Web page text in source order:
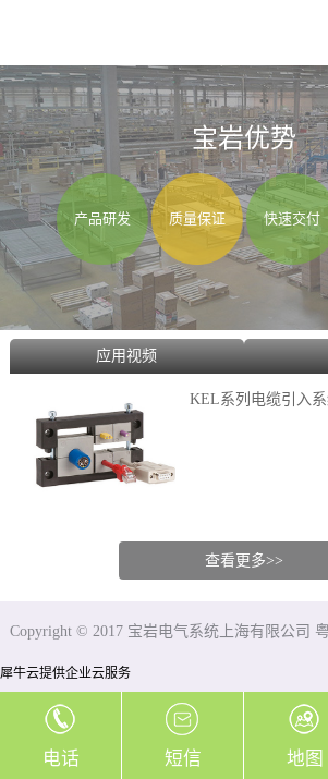
宝岩优势
产品研发 质量保证 快速交付
应用视频
KEL系列电缆引入
查看更多>>
Copyright © 2017 宝岩电气系统上海有限公司
犀牛云提供企业云服务
电话 短信 地图